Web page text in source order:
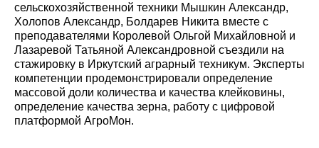
сельскохозяйственной техники Мышкин Александр,
Холопов Александр, Болдарев Никита вместе с
преподавателями Королевой Ольгой Михайловной и
Лазаревой Татьяной Александровной съездили на
стажировку в Иркутский аграрный техникум. Эксперты
компетенции продемонстрировали определение
массовой доли количества и качества клейковины,
определение качества зерна, работу с цифровой
платформой АгроМон.